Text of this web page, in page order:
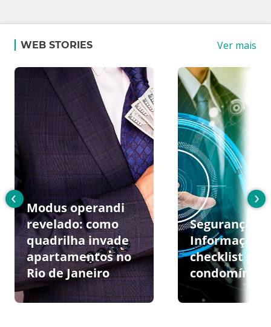
WEB STORIES Ver mais
Modus operandi
revelado: como
quadrilha invade
apartamentos no
Rio de Janeiro
Segurança da
Informação:
checklist
condomínios
‹ ›